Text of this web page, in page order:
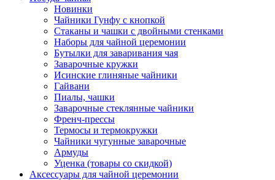
Новинки
Чайники Гунфу с кнопкой
Стаканы и чашки с двойными стенками
Наборы для чайной церемонии
Бутылки для заваривания чая
Заварочные кружки
Исинские глиняные чайники
Гайвани
Пиалы, чашки
Заварочные стеклянные чайники
Френч-прессы
Термосы и термокружки
Чайники чугунные заварочные
Армуды
Уценка (товары со скидкой)
Аксессуары для чайной церемонии